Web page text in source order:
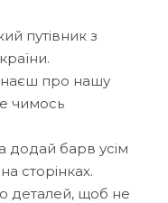
путiвник з
про нашу
чимось
додай барв усiм
сторiнках.
деталей, щоб не